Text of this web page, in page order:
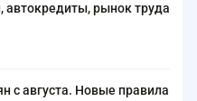
автокредиты, рынок труда
с августа. Новые правила